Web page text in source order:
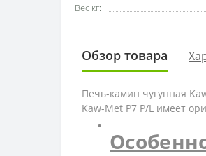
Вес кг:
Обзор товара
Печь-камин чугунная
Kaw-Met P7 P/L имеет